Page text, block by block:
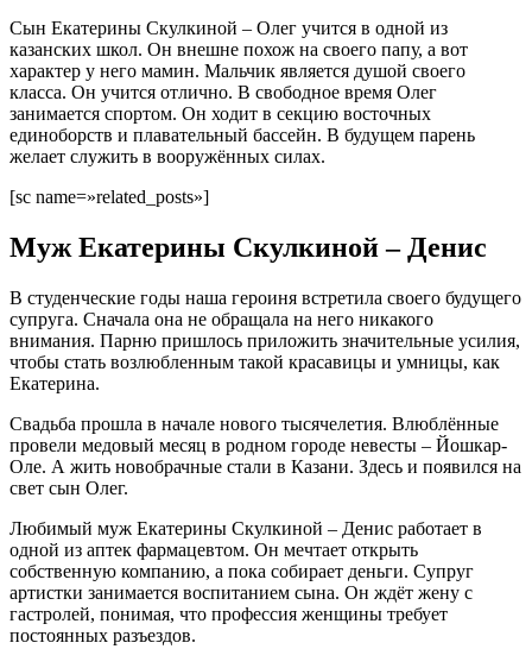
Сын Екатерины Скулкиной – Олег учится в одной из
казанских школ. Он внешне похож на своего папу, а вот
характер у него мамин. Мальчик является душой своего
класса. Он учится отлично. В свободное время Олег
занимается спортом. Он ходит в секцию восточных
единоборств и плавательный бассейн. В будущем парень
желает служить в вооружённых силах.
[sc name=»related_posts»]
Муж Екатерины Скулкиной – Денис
В студенческие годы наша героиня встретила своего будущего
супруга. Сначала она не обращала на него никакого
внимания. Парню пришлось приложить значительные усилия,
чтобы стать возлюбленным такой красавицы и умницы, как
Екатерина.
Свадьба прошла в начале нового тысячелетия. Влюблённые
провели медовый месяц в родном городе невесты – Йошкар-
Оле. А жить новобрачные стали в Казани. Здесь и появился на
свет сын Олег.
Любимый муж Екатерины Скулкиной – Денис работает в
одной из аптек фармацевтом. Он мечтает открыть
собственную компанию, а пока собирает деньги. Супруг
артистки занимается воспитанием сына. Он ждёт жену с
гастролей, понимая, что профессия женщины требует
постоянных разъездов.